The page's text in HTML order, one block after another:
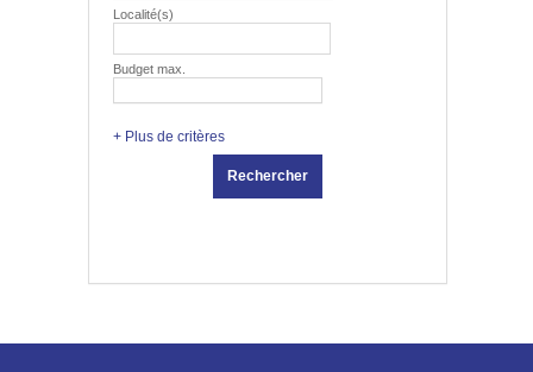
Localité(s)
Budget max.
+ Plus de critères
Rechercher